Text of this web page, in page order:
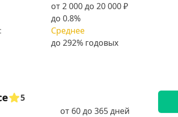
от 2 000 до 20 000 ₽
до 0.8%
Среднее
5
от 60 до 365 дней